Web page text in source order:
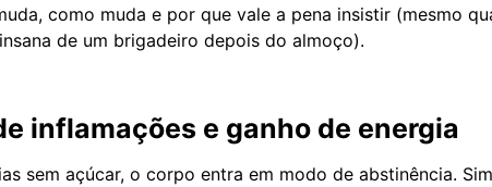
como muda e por que vale a pena insistir (mesmo
de um brigadeiro depois do almoço).
inflamações e ganho de energia
sem açúcar, o corpo entra em modo de abstinência.